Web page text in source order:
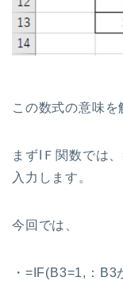
この数式の意味を
まずIＦ関数では
入力します。
今回では、
・=IF(B3=1,：B3